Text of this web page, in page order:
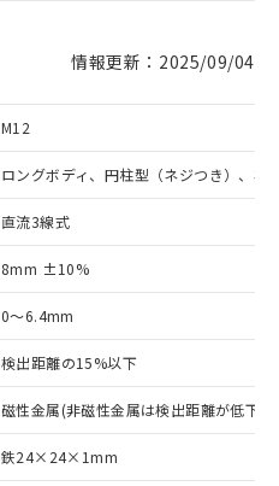
情報更新：2025/09/04
M12
ロングボディ、円柱型（ネジつき）、非
直流3線式
8mm ±10%
0～6.4mm
検出距離の15%以下
磁性金属(非磁性金属は検出距離が低下し
鉄24×24×1mm